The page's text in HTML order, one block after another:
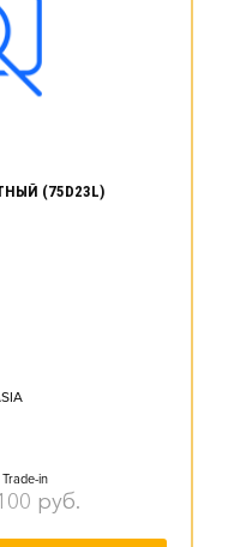
(75D23L)
in
руб.